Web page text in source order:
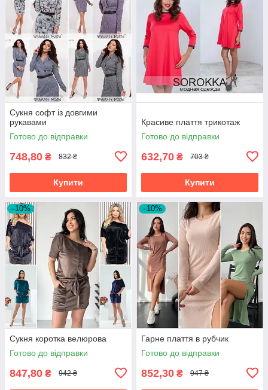
Сукня софт із довгими
рукавами
Готово до відправки
748,80 ₴ 832 ₴
Купити
Красиве плаття трикотаж
Готово до відправки
632,70 ₴ 703 ₴
Купити
–10%
Сукня коротка велюрова
Готово до відправки
847,80 ₴ 942 ₴
–10%
Гарне плаття в рубчик
Готово до відправки
852,30 ₴ 947 ₴